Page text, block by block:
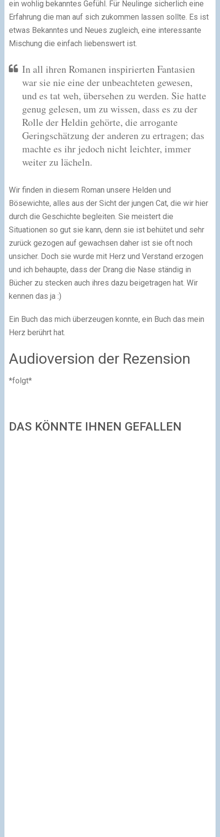
ein wohlig bekanntes Gefühl. Für Neulinge sicherlich eine
Erfahrung die man auf sich zukommen lassen sollte. Es ist
etwas Bekanntes und Neues zugleich, eine interessante
Mischung die einfach liebenswert ist.
In all ihren Romanen inspirierten Fantasien
war sie nie eine der unbeachteten gewesen,
und es tat weh, übersehen zu werden. Sie hatte
genug gelesen, um zu wissen, dass es zu der
Rolle der Heldin gehörte, die arrogante
Geringschätzung der anderen zu ertragen; das
machte es ihr jedoch nicht leichter, immer
weiter zu lächeln.
Wir finden in diesem Roman unsere Helden und
Bösewichte, alles aus der Sicht der jungen Cat, die wir hier
durch die Geschichte begleiten. Sie meistert die
Situationen so gut sie kann, denn sie ist behütet und sehr
zurück gezogen auf gewachsen daher ist sie oft noch
unsicher. Doch sie wurde mit Herz und Verstand erzogen
und ich behaupte, dass der Drang die Nase ständig in
Bücher zu stecken auch ihres dazu beigetragen hat. Wir
kennen das ja :)
Ein Buch das mich überzeugen konnte, ein Buch das mein
Herz berührt hat.
Audioversion der Rezension
*folgt*
DAS KÖNNTE IHNEN GEFALLEN